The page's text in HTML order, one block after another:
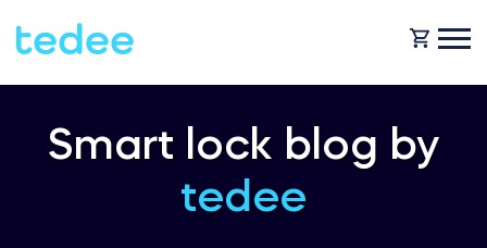
COMO FUNCIONA?
Smart lock blog by
tedee